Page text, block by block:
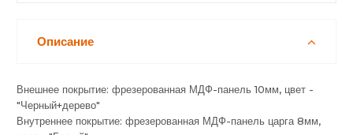
Описание
Внешнее покрытие: фрезерованная МДФ-панель 10мм, цвет -
"Черный+дерево"
Внутреннее покрытие: фрезерованная МДФ-панель царга 8мм,